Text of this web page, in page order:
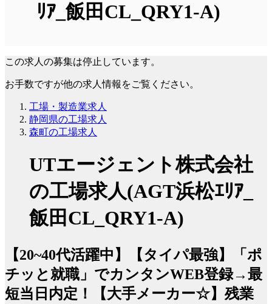
ﾘｱ_飯田CL_QRY1-A)
この求人の募集は停止しています。
お手数ですが他の求人情報をご覧ください。
工場・製造業求人
静岡県の工場求人
森町の工場求人
UTエージェント株式会社
の工場求人(AGT浜松ｴﾘｱ_
飯田CL_QRY1-A)
【20~40代活躍中】【タイパ最強】「ポ
チッと就職」でカンタンWEB登録→最
短当日内定！【大手メーカー☆】残業